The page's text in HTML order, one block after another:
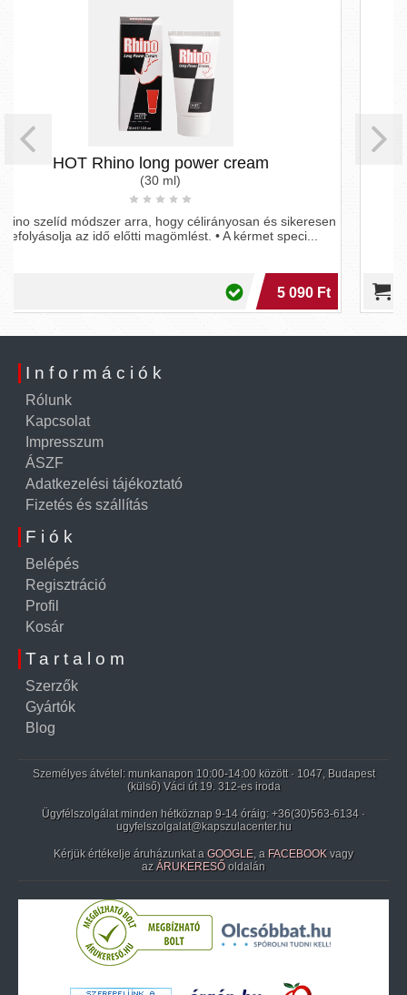
és sikeresen
speci...
EXS - késleltető spray
EXS - késleltető spray
Információk
Rólunk
Kapcsolat
Impresszum
ÁSZF
Adatkezelési tájékoztató
Fizetés és szállítás
Fiók
Belépés
Regisztráció
Profil
Kosár
Tartalom
Szerzők
Gyártók
Blog
Személyes átvétel: munkanapon 10:00-14:00 között · 1047, Budapest
(külső) Váci út 19. 312-es iroda
Ügyfélszolgálat minden hétköznap 9-14 óráig: +36(30)563-6134 ·
ugyfelszolgalat@kapszulacenter.hu
Kérjük értékelje áruházunkat a GOOGLE, a FACEBOOK vagy
az ÁRUKERESŐ oldalán